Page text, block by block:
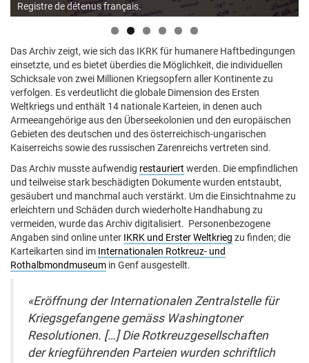
Registre de détenus français.
Das Archiv zeigt, wie sich das IKRK für humanere Haftbedingungen
einsetzte, und es bietet überdies die Möglichkeit, die individuellen
Schicksale von zwei Millionen Kriegsopfern aller Kontinente zu
verfolgen. Es verdeutlicht die globale Dimension des Ersten
Weltkriegs und enthält 14 nationale Karteien, in denen auch
Armeeangehörige aus den Überseekolonien und den europäischen
Gebieten des deutschen und des österreichisch-ungarischen
Kaiserreichs sowie des russischen Zarenreichs vertreten sind.
Das Archiv musste aufwendig restauriert werden. Die empfindlichen
und teilweise stark beschädigten Dokumente wurden entstaubt,
gesäubert und manchmal auch verstärkt. Um die Einsichtnahme zu
erleichtern und Schäden durch wiederholte Handhabung zu
vermeiden, wurde das Archiv digitalisiert. Personenbezogene
Angaben sind online unter IKRK und Erster Weltkrieg zu finden; die
Karteikarten sind im Internationalen Rotkreuz- und
Rothalbmondmuseum in Genf ausgestellt.
«Eröffnung der Internationalen Zentralstelle für
Kriegsgefangene gemäss Washingtoner
Resolutionen. […] Die Rotkreuzgesellschaften
der kriegführenden Parteien wurden schriftlich